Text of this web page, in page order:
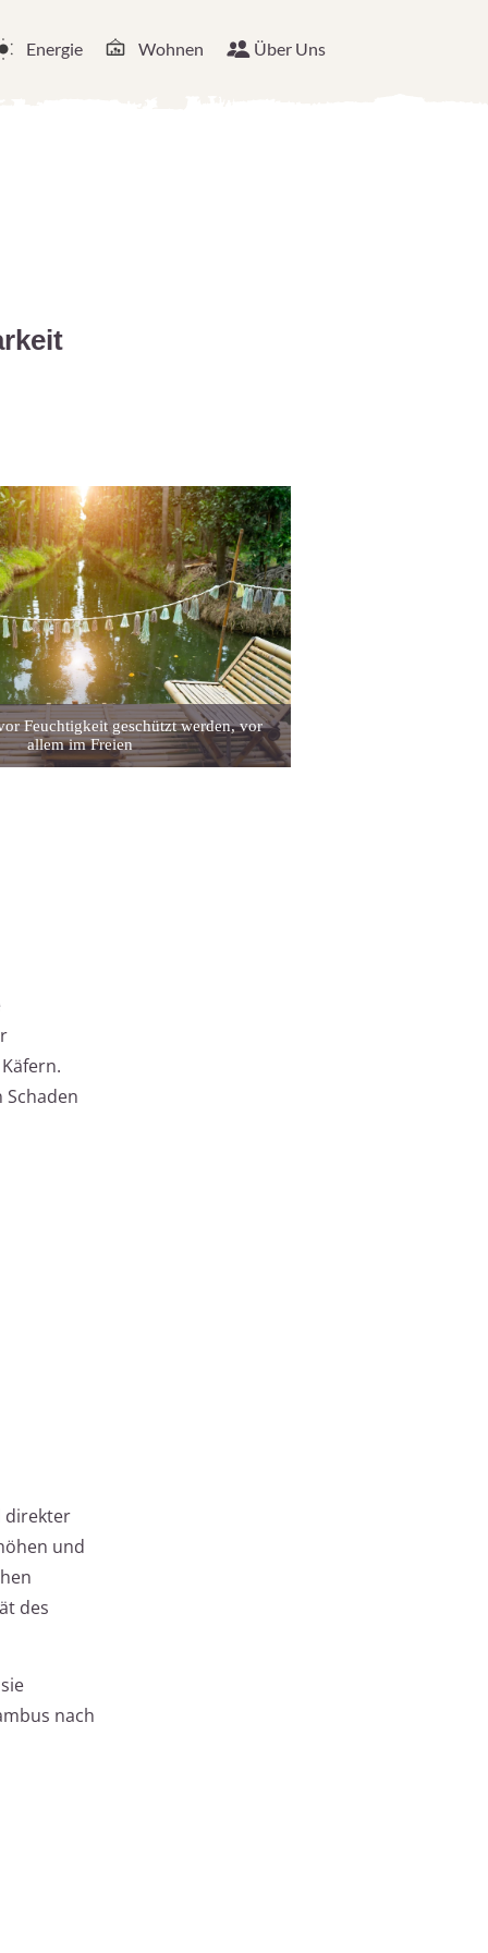
Energie Wohnen Über Uns
Feuchtigkeit geschützt werden, vor
allem im Freien
direkter
und
des
nach